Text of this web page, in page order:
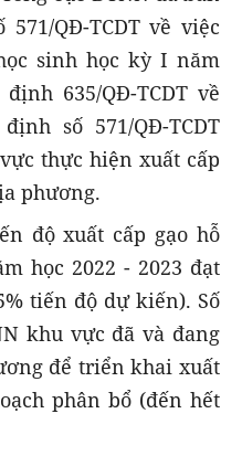
QĐ-TCDT về việc
sinh học kỳ I năm
635/QĐ-TCDT về
số 571/QĐ-TCDT
thực hiện xuất cấp
phương.
độ xuất cấp gạo hỗ
học 2022 - 2023 đạt
tiến độ dự kiến). Số
khu vực đã và đang
để triển khai xuất
phân bổ (đến hết